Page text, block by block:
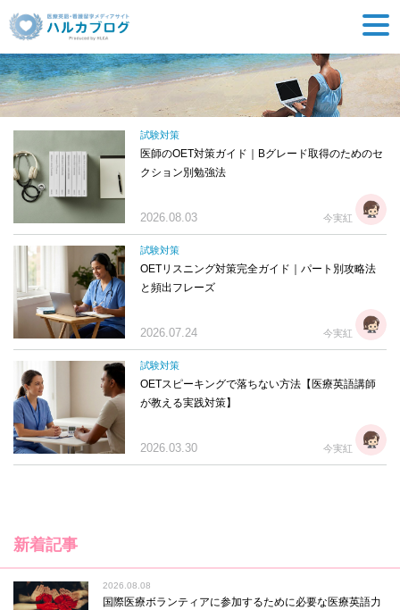
今実紅
試験対策
医師のOET対策ガイド｜Bグレード取得のためのセ
クション別勉強法
2026.08.03
今実紅
試験対策
OETリスニング対策完全ガイド｜パート別攻略法
と頻出フレーズ
2026.07.24
今実紅
試験対策
OETスピーキングで落ちない方法【医療英語講師
が教える実践対策】
2026.03.30
新着記事
2026.08.08
国際医療ボランティアに参加するために必要な医療英語力